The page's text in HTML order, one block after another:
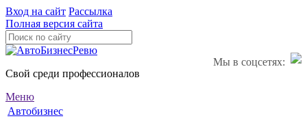
Вход на сайт Рассылка
Полная версия сайта
Мы в соцсетях:
Свой среди профессионалов
Меню
Автобизнес